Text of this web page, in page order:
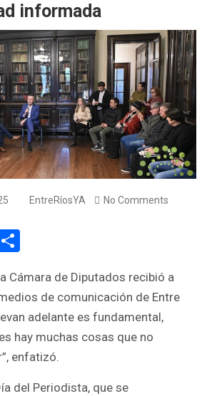
informada
EntreRíosYA No Comments
ar
e
Cámara de Diputados recibió a
de comunicación de Entre
adelante es fundamental,
hay muchas cosas que no
enfatizó.
del Periodista, que se